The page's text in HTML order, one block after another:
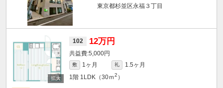
東京都杉並区永福３丁目
102 12万円
5,000円
敷 1ヶ月 礼
1.5ヶ月
1階 1LDK（30ｍ2 ）